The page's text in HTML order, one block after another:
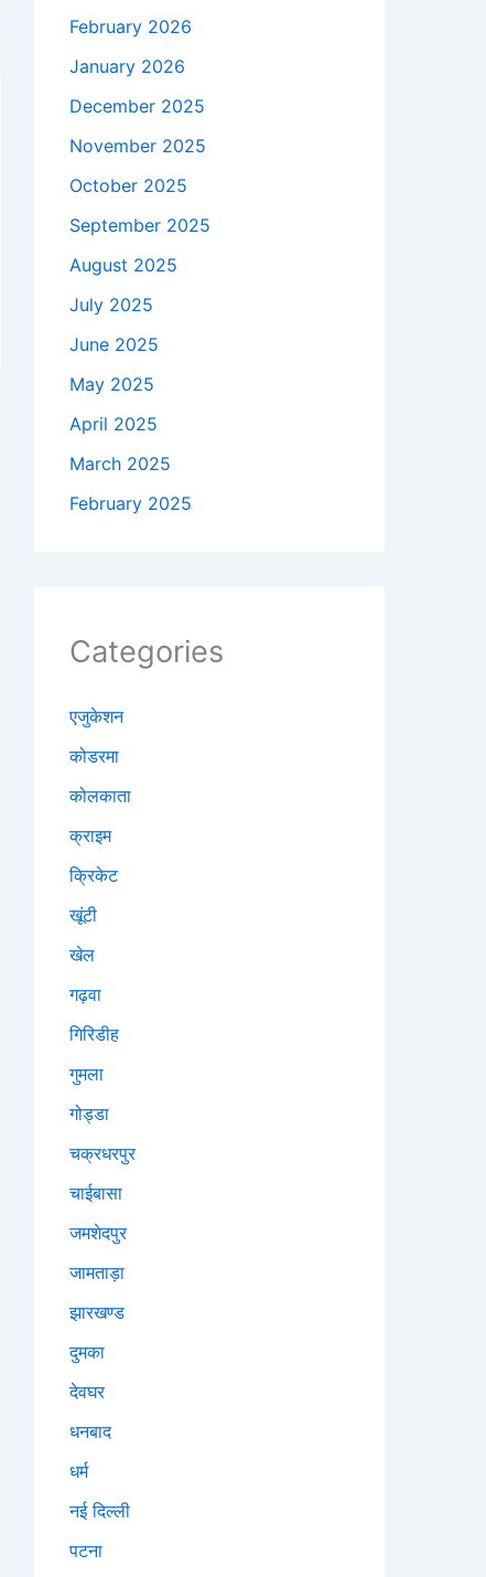
February 2026
January 2026
December 2025
November 2025
October 2025
September 2025
August 2025
July 2025
June 2025
May 2025
April 2025
March 2025
February 2025
Categories
एजुकेशन
कोडरमा
कोलकाता
क्राइम
क्रिकेट
खूंटी
खेल
गढ़वा
गिरिडीह
गुमला
गोड्डा
चक्रधरपुर
चाईबासा
जमशेदपुर
जामताड़ा
झारखण्ड
दुमका
देवघर
धनबाद
धर्म
नई दिल्ली
पटना